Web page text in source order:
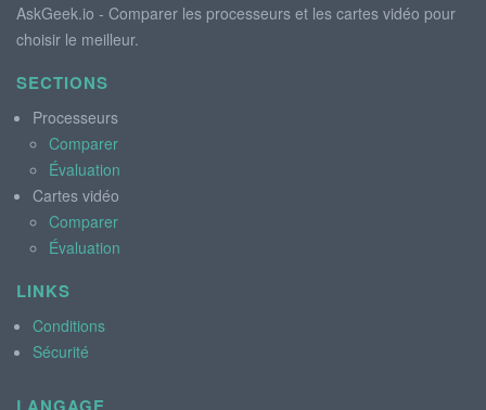
AskGeek.io - Comparer les processeurs et les cartes vidéo pour
choisir le meilleur.
SECTIONS
Processeurs
Comparer
Évaluation
Cartes vidéo
Comparer
Évaluation
LINKS
Conditions
Sécurité